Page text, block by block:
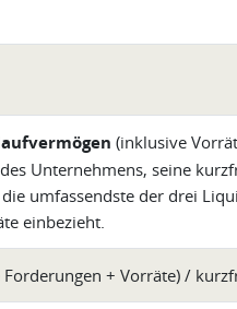
(inklusive
Unternehmens, seine
umfassendste der drei
einbezieht.
+ Vorräte) /